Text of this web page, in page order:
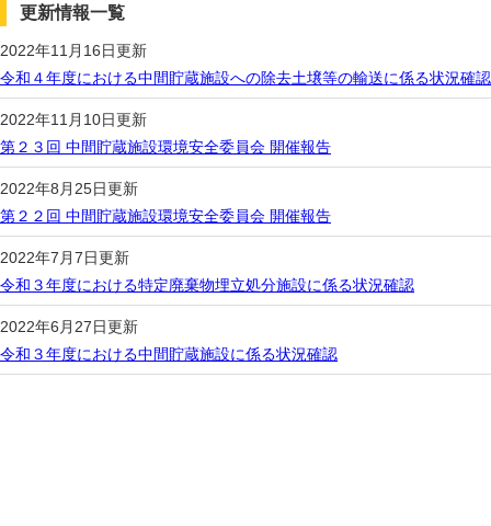
更新情報一覧
2022年11月16日更新
令和４年度における中間貯蔵施設への除去土壌等の輸送に係る状況確認
2022年11月10日更新
第２３回 中間貯蔵施設環境安全委員会 開催報告
2022年8月25日更新
第２２回 中間貯蔵施設環境安全委員会 開催報告
2022年7月7日更新
令和３年度における特定廃棄物埋立処分施設に係る状況確認
2022年6月27日更新
令和３年度における中間貯蔵施設に係る状況確認